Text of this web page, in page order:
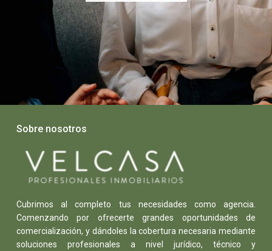
Sobre nosotros
Cubrimos al completo tus necesidades como agencia.
Comenzando por ofrecerte grandes oportunidades de
comercialización, y dándoles la cobertura necesaria mediante
soluciones profesionales a nivel jurídico, técnico y